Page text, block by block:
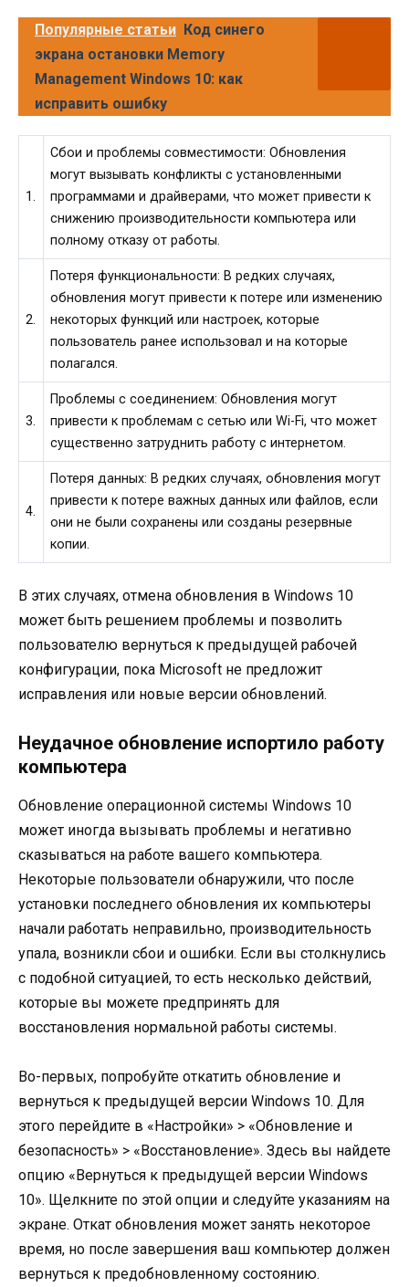
Популярные статьи Код синего
экрана остановки Memory
Management Windows 10: как
исправить ошибку
1.
Сбои и проблемы совместимости: Обновления
могут вызывать конфликты с установленными
программами и драйверами, что может привести к
снижению производительности компьютера или
полному отказу от работы.
2.
Потеря функциональности: В редких случаях,
обновления могут привести к потере или изменению
некоторых функций или настроек, которые
пользователь ранее использовал и на которые
полагался.
3.
Проблемы с соединением: Обновления могут
привести к проблемам с сетью или Wi-Fi, что может
существенно затруднить работу с интернетом.
4.
Потеря данных: В редких случаях, обновления могут
привести к потере важных данных или файлов, если
они не были сохранены или созданы резервные
копии.
В этих случаях, отмена обновления в Windows 10
может быть решением проблемы и позволить
пользователю вернуться к предыдущей рабочей
конфигурации, пока Microsoft не предложит
исправления или новые версии обновлений.
Неудачное обновление испортило работу
компьютера
Обновление операционной системы Windows 10
может иногда вызывать проблемы и негативно
сказываться на работе вашего компьютера.
Некоторые пользователи обнаружили, что после
установки последнего обновления их компьютеры
начали работать неправильно, производительность
упала, возникли сбои и ошибки. Если вы столкнулись
с подобной ситуацией, то есть несколько действий,
которые вы можете предпринять для
восстановления нормальной работы системы.
Во-первых, попробуйте откатить обновление и
вернуться к предыдущей версии Windows 10. Для
этого перейдите в «Настройки» > «Обновление и
безопасность» > «Восстановление». Здесь вы найдете
опцию «Вернуться к предыдущей версии Windows
10». Щелкните по этой опции и следуйте указаниям на
экране. Откат обновления может занять некоторое
время, но после завершения ваш компьютер должен
вернуться к предобновленному состоянию.